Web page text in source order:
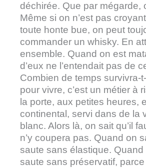
déchirée. Que par mégarde,
Même si on n’est pas
toute honte bue, on peut
commander un whisky. En
ensemble. Quand on est
d’eux ne l’entendait pas de
Combien de temps survivra-
pour vivre, c’est un métier à
la porte, aux petites heures,
continental, servi dans de la
blanc. Alors là, on sait qu’il
n’y coupera pas. Quand on
saute sans élastique. Quand
saute sans préservatif,